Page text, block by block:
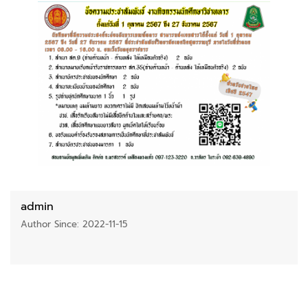
admin
Author Since: 2022-11-15